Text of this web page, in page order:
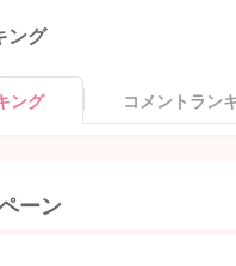
ング
ング コメントラン
ーン